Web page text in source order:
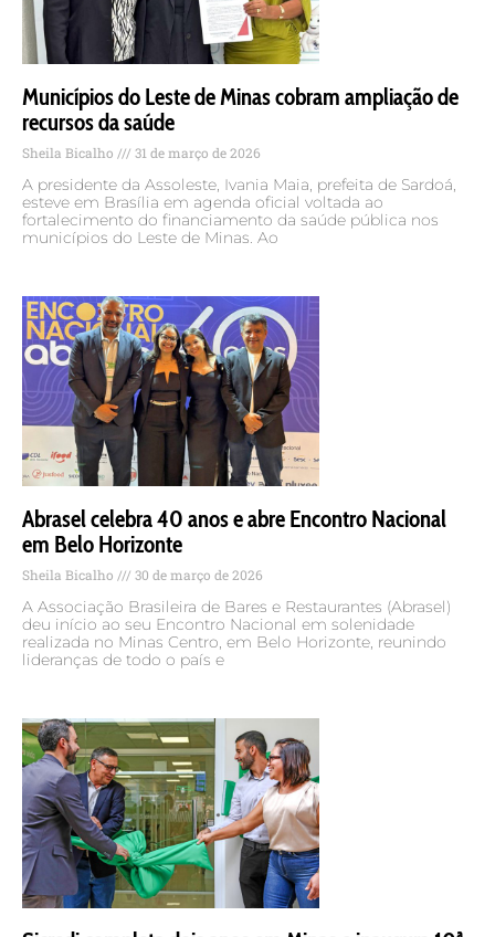
Municípios do Leste de Minas cobram ampliação de
recursos da saúde
Sheila Bicalho 31 de março de 2026
A presidente da Assoleste, Ivania Maia, prefeita de Sardoá,
esteve em Brasília em agenda oficial voltada ao
fortalecimento do financiamento da saúde pública nos
municípios do Leste de Minas. Ao
Abrasel celebra 40 anos e abre Encontro Nacional
em Belo Horizonte
Sheila Bicalho 30 de março de 2026
A Associação Brasileira de Bares e Restaurantes (Abrasel)
deu início ao seu Encontro Nacional em solenidade
realizada no Minas Centro, em Belo Horizonte, reunindo
lideranças de todo o país e